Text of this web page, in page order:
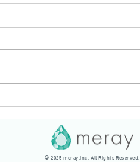
私のお守り“安心ノート”
© 2025 meray,inc. All Rights Reserved.